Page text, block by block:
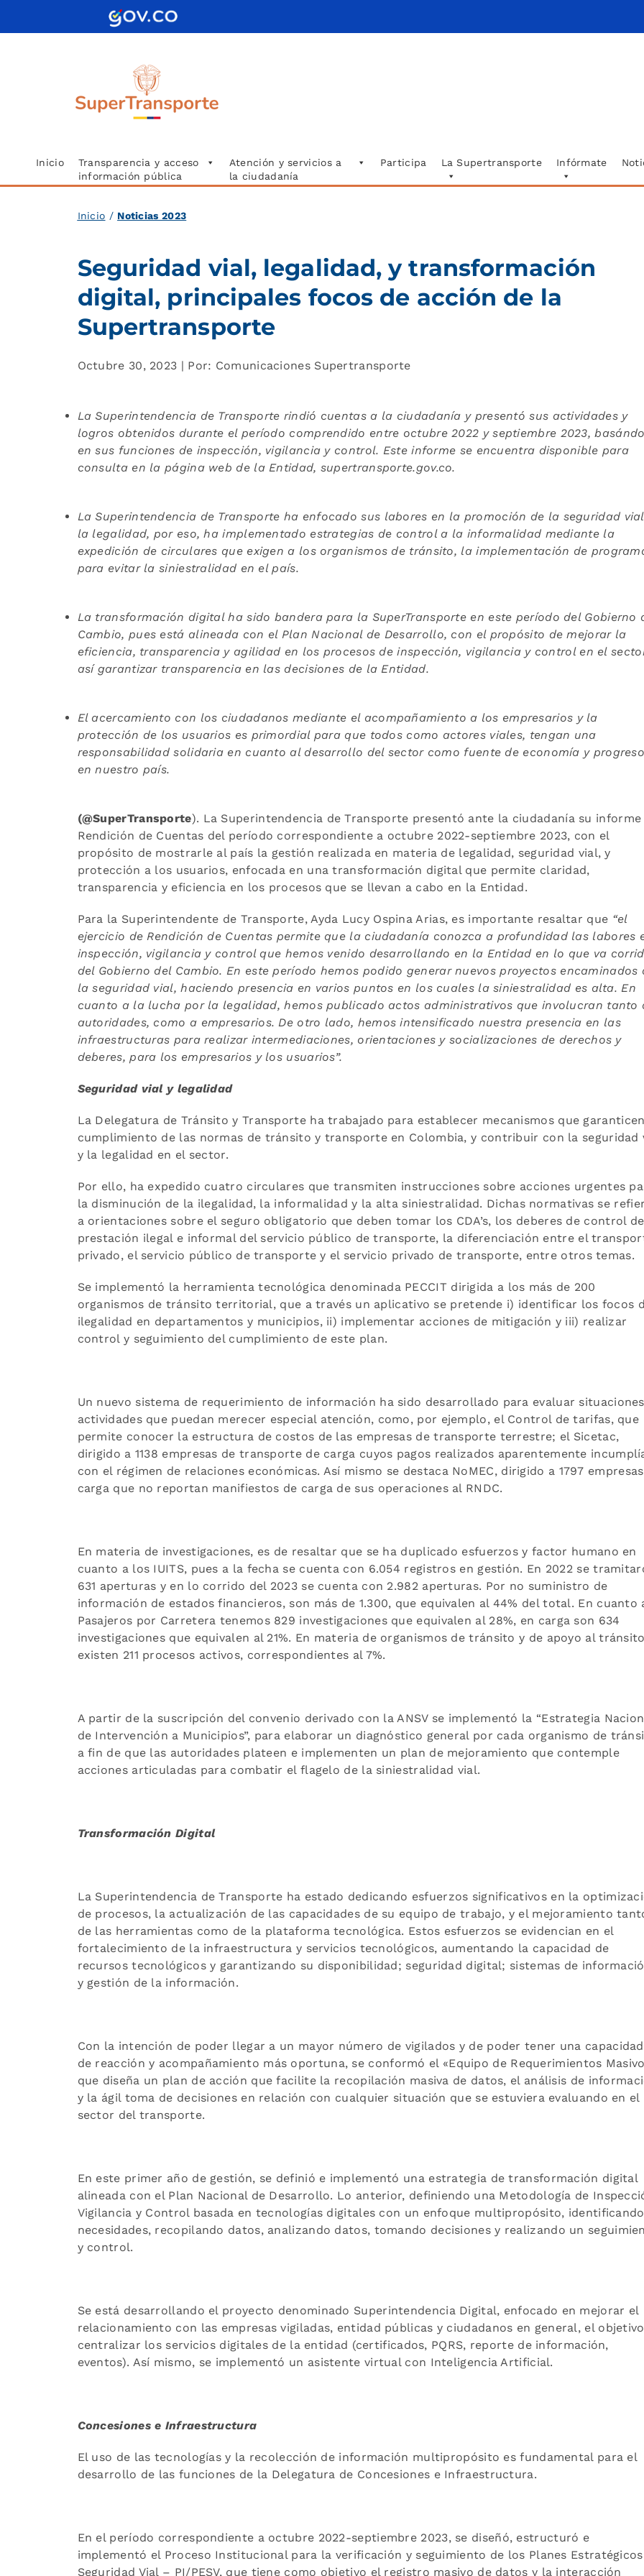
Inicio
Transparencia y acceso
información pública
Atención y servicios a
la ciudadanía
Participa La Supertransporte Infórmate
Inicio / Noticias 2023
Seguridad vial, legalidad, y transformación
digital, principales focos de acción de la
Supertransporte
Octubre 30, 2023 | Por: Comunicaciones Supertransporte
La Superintendencia de Transporte rindió cuentas a la ciudadanía y presentó sus actividades y
logros obtenidos durante el período comprendido entre octubre 2022 y septiembre 2023,
en sus funciones de inspección, vigilancia y control. Este informe se encuentra disponible para
consulta en la página web de la Entidad, supertransporte.gov.co.
La Superintendencia de Transporte ha enfocado sus labores en la promoción de la seguridad
la legalidad, por eso, ha implementado estrategias de control a la informalidad mediante la
expedición de circulares que exigen a los organismos de tránsito, la implementación de
para evitar la siniestralidad en el país.
La transformación digital ha sido bandera para la SuperTransporte en este período del Gobierno
Cambio, pues está alineada con el Plan Nacional de Desarrollo, con el propósito de mejorar la
eficiencia, transparencia y agilidad en los procesos de inspección, vigilancia y control en el
así garantizar transparencia en las decisiones de la Entidad.
El acercamiento con los ciudadanos mediante el acompañamiento a los empresarios y la
protección de los usuarios es primordial para que todos como actores viales, tengan una
responsabilidad solidaria en cuanto al desarrollo del sector como fuente de economía y progreso
en nuestro país.
(@SuperTransporte). La Superintendencia de Transporte presentó ante la ciudadanía su informe
Rendición de Cuentas del período correspondiente a octubre 2022-septiembre 2023, con el
propósito de mostrarle al país la gestión realizada en materia de legalidad, seguridad vial, y
protección a los usuarios, enfocada en una transformación digital que permite claridad,
transparencia y eficiencia en los procesos que se llevan a cabo en la Entidad.
Para la Superintendente de Transporte, Ayda Lucy Ospina Arias, es importante resaltar que “el
ejercicio de Rendición de Cuentas permite que la ciudadanía conozca a profundidad las labores
inspección, vigilancia y control que hemos venido desarrollando en la Entidad en lo que va
del Gobierno del Cambio. En este período hemos podido generar nuevos proyectos encaminados
la seguridad vial, haciendo presencia en varios puntos en los cuales la siniestralidad es alta. En
cuanto a la lucha por la legalidad, hemos publicado actos administrativos que involucran tanto
autoridades, como a empresarios. De otro lado, hemos intensificado nuestra presencia en las
infraestructuras para realizar intermediaciones, orientaciones y socializaciones de derechos y
deberes, para los empresarios y los usuarios”.
Seguridad vial y legalidad
La Delegatura de Tránsito y Transporte ha trabajado para establecer mecanismos que
cumplimiento de las normas de tránsito y transporte en Colombia, y contribuir con la seguridad
y la legalidad en el sector.
Por ello, ha expedido cuatro circulares que transmiten instrucciones sobre acciones urgentes
la disminución de la ilegalidad, la informalidad y la alta siniestralidad. Dichas normativas se
a orientaciones sobre el seguro obligatorio que deben tomar los CDA’s, los deberes de control
prestación ilegal e informal del servicio público de transporte, la diferenciación entre el
privado, el servicio público de transporte y el servicio privado de transporte, entre otros temas.
Se implementó la herramienta tecnológica denominada PECCIT dirigida a los más de 200
organismos de tránsito territorial, que a través un aplicativo se pretende i) identificar los focos
ilegalidad en departamentos y municipios, ii) implementar acciones de mitigación y iii) realizar
control y seguimiento del cumplimiento de este plan.
Un nuevo sistema de requerimiento de información ha sido desarrollado para evaluar
actividades que puedan merecer especial atención, como, por ejemplo, el Control de tarifas, que
permite conocer la estructura de costos de las empresas de transporte terrestre; el Sicetac,
dirigido a 1138 empresas de transporte de carga cuyos pagos realizados aparentemente
con el régimen de relaciones económicas. Así mismo se destaca NoMEC, dirigido a 1797
carga que no reportan manifiestos de carga de sus operaciones al RNDC.
En materia de investigaciones, es de resaltar que se ha duplicado esfuerzos y factor humano en
cuanto a los IUITS, pues a la fecha se cuenta con 6.054 registros en gestión. En 2022 se
631 aperturas y en lo corrido del 2023 se cuenta con 2.982 aperturas. Por no suministro de
información de estados financieros, son más de 1.300, que equivalen al 44% del total. En cuanto
Pasajeros por Carretera tenemos 829 investigaciones que equivalen al 28%, en carga son 634
investigaciones que equivalen al 21%. En materia de organismos de tránsito y de apoyo al tránsito
existen 211 procesos activos, correspondientes al 7%.
A partir de la suscripción del convenio derivado con la ANSV se implementó la “Estrategia
de Intervención a Municipios”, para elaborar un diagnóstico general por cada organismo de
a fin de que las autoridades plateen e implementen un plan de mejoramiento que contemple
acciones articuladas para combatir el flagelo de la siniestralidad vial.
Transformación Digital
La Superintendencia de Transporte ha estado dedicando esfuerzos significativos en la
de procesos, la actualización de las capacidades de su equipo de trabajo, y el mejoramiento
de las herramientas como de la plataforma tecnológica. Estos esfuerzos se evidencian en el
fortalecimiento de la infraestructura y servicios tecnológicos, aumentando la capacidad de
recursos tecnológicos y garantizando su disponibilidad; seguridad digital; sistemas de
y gestión de la información.
Con la intención de poder llegar a un mayor número de vigilados y de poder tener una capacidad
de reacción y acompañamiento más oportuna, se conformó el «Equipo de Requerimientos
que diseña un plan de acción que facilite la recopilación masiva de datos, el análisis de
y la ágil toma de decisiones en relación con cualquier situación que se estuviera evaluando en el
sector del transporte.
En este primer año de gestión, se definió e implementó una estrategia de transformación digital
alineada con el Plan Nacional de Desarrollo. Lo anterior, definiendo una Metodología de
Vigilancia y Control basada en tecnologías digitales con un enfoque multipropósito, identificando
necesidades, recopilando datos, analizando datos, tomando decisiones y realizando un
y control.
Se está desarrollando el proyecto denominado Superintendencia Digital, enfocado en mejorar el
relacionamiento con las empresas vigiladas, entidad públicas y ciudadanos en general, el
centralizar los servicios digitales de la entidad (certificados, PQRS, reporte de información,
eventos). Así mismo, se implementó un asistente virtual con Inteligencia Artificial.
Concesiones e Infraestructura
El uso de las tecnologías y la recolección de información multipropósito es fundamental para el
desarrollo de las funciones de la Delegatura de Concesiones e Infraestructura.
En el período correspondiente a octubre 2022-septiembre 2023, se diseñó, estructuró e
implementó el Proceso Institucional para la verificación y seguimiento de los Planes
Seguridad Vial – PI/PESV, que tiene como objetivo el registro masivo de datos y la interacción